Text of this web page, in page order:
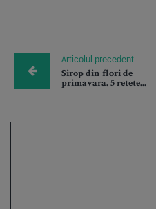
Articolul precedent
Sirop din flori de
primavara. 5 retete...